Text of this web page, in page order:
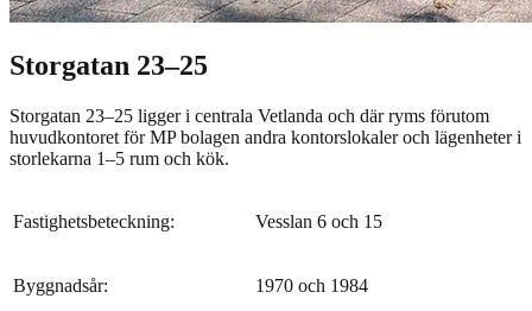
Storgatan 23–25
Storgatan 23–25 ligger i centrala Vetlanda och där ryms förutom
huvudkontoret för MP bolagen andra kontorslokaler och lägenheter i
storlekarna 1–5 rum och kök.
Fastighetsbeteckning: Vesslan 6 och 15
Byggnadsår: 1970 och 1984